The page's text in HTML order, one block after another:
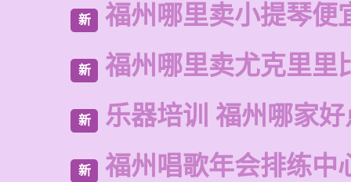
新 福州哪里卖小提琴便
新 福州哪里卖尤克里里
新 乐器培训 福州哪家好
新 福州唱歌年会排练中